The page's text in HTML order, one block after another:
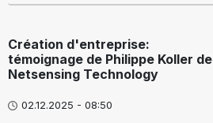
Création d'entreprise:
témoignage de Philippe Koller de
Netsensing Technology
02.12.2025 - 08:50